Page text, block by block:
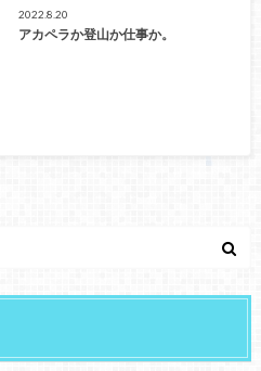
2022.8.20
アカペラか登山か仕事か。